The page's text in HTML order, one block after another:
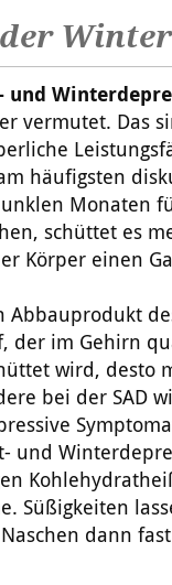
und
vermutet. Das
häufigsten
Monaten
schüttet es
Körper einen
Abbauprodukt
im Gehirn
wird, desto
bei der SAD
und
Süßigkeiten
dann